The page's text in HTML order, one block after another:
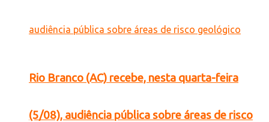
Rio Branco (AC) recebe, nesta quarta-feira
(5/08), audiência pública sobre áreas de risco